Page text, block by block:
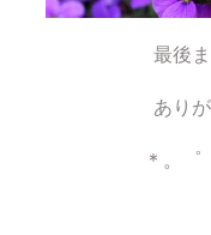
最後
あり
＊。